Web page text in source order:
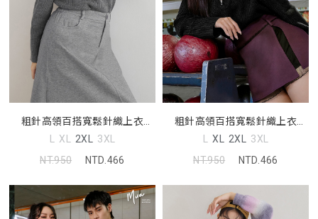
粗針高領百搭寬鬆針織上衣
(unisex)
L XL 2XL 3XL
NT.950
NTD.466
粗針高領百搭寬鬆針織上衣
(unisex)
L XL 2XL 3XL
NT.950
NTD.466